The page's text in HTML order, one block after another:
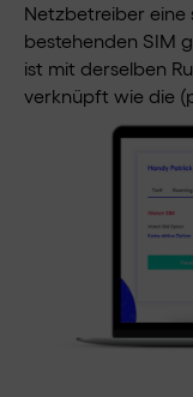
Netzbetreiber eine
bestehenden SIM
ist mit derselben
verknüpft wie die